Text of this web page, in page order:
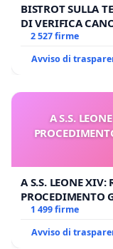
BISTROT SULLA
DI VERIFICA
GAMBETTI
2 527 firme
Avviso di
A S.S.
A S.S. LEONE XIV:
PROCEDIMENTO
BENEDETTO XVI
1 499 firme
Avviso di